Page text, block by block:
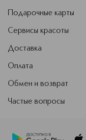
Подарочные карты
Сервисы красоты
Доставка
Оплата
Обмен и возврат
Частые вопросы